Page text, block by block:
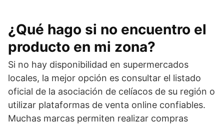
¿Qué hago si no encuentro el
producto en mi zona?
Si no hay disponibilidad en supermercados
locales, la mejor opción es consultar el listado
oficial de la asociación de celíacos de su región o
utilizar plataformas de venta online confiables.
Muchas marcas permiten realizar compras